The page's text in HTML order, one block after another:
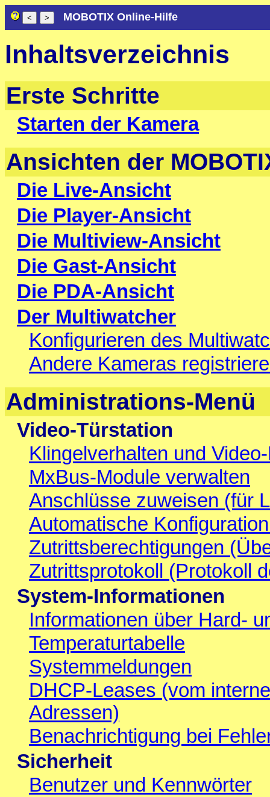
MOBOTIX Online-Hilfe
Inhaltsverzeichnis
Erste Schritte
Starten der Kamera
Ansichten der
Die Live-Ansicht
Die Player-Ansicht
Die Multiview-Ansicht
Die Gast-Ansicht
Die PDA-Ansicht
Der Multiwatcher
Konfigurieren des
Andere Kameras
Administrations-Menü
Video-Türstation
Klingelverhalten und
MxBus-Module verwalten
Anschlüsse zuweisen (für
Automatische
Zutrittsberechtigungen
Zutrittsprotokoll (Protokoll
System-Informationen
Informationen über Hard-
Temperaturtabelle
Systemmeldungen
DHCP-Leases (vom
Adressen)
Benachrichtigung bei
Sicherheit
Benutzer und Kennwörter